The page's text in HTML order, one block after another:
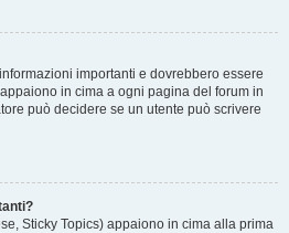
importanti e dovrebbero essere
in cima a ogni pagina del forum in
può decidere se un utente può scrivere
Sticky Topics) appaiono in cima alla prima